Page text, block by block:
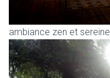
ambiance zen et sereine